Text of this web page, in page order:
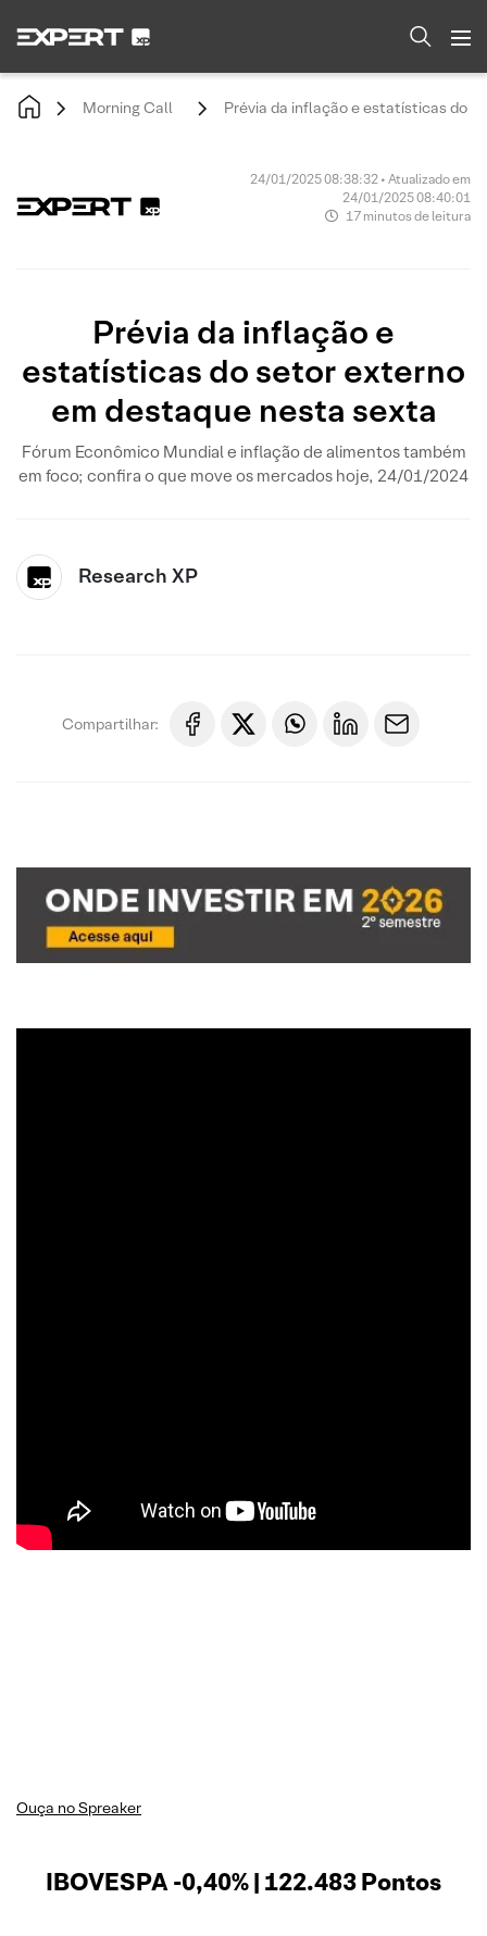
Morning Call Prévia da inflação e estatísticas do
24/01/2025 08:38:32 • Atualizado em
24/01/2025 08:40:01
17 minutos de leitura
Prévia da inflação e
estatísticas do setor externo
em destaque nesta sexta
Fórum Econômico Mundial e inflação de alimentos também
em foco; confira o que move os mercados hoje, 24/01/2024
Research XP
Compartilhar:
Ouça no Spreaker
IBOVESPA -0,40% | 122.483 Pontos